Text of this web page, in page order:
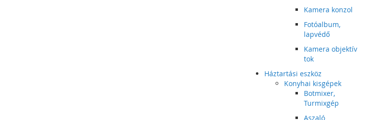
Kamera konzol
Fotóalbum,
lapvédő
Kamera objektív
tok
Háztartási eszköz
Konyhai kisgépek
Botmixer,
Turmixgép
Aszaló